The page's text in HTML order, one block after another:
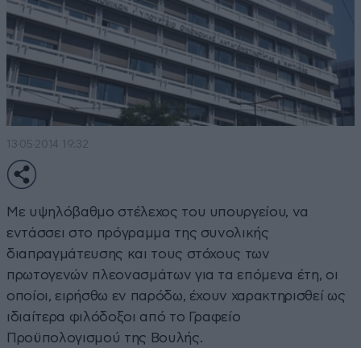
13·05·2014 19:32
Με υψηλόβαθμο στέλεχος του υπουργείου, να
εντάσσει στο πρόγραμμα της συνολικής
διαπραγμάτευσης και τους στόχους των
πρωτογενών πλεονασμάτων για τα επόμενα έτη, οι
οποίοι, ειρήσθω εν παρόδω, έχουν χαρακτηρισθεί ως
ιδιαίτερα φιλόδοξοι από το Γραφείο
Προϋπολογισμού της Βουλής.